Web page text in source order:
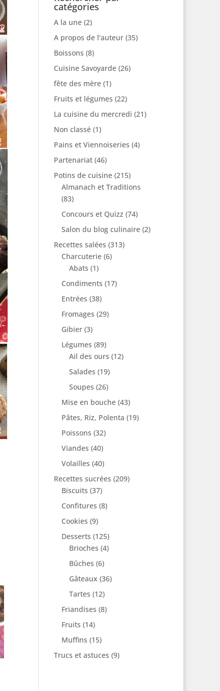
catégories
A la une(2)
A propos de l'auteur(35)
Boissons (8)
Cuisine Savoyarde(26)
fête des mère(1)
Fruits et légumes (22)
La cuisine du mercredi (21)
Non classé(1)
Pains et Viennoiseries (4)
Partenariat(46)
Potins de cuisine(215)
Almanach et Traditions
(83)
Concours et Quizz (74)
Salon du blog culinaire(2)
Recettes salées (313)
Charcuterie(6)
Abats (1)
Condiments (17)
Entrées (38)
Fromages (29)
Gibier(3)
Légumes (89)
Ail des ours (12)
Salades (19)
Soupes (26)
Mise en bouche(43)
Pâtes, Riz, Polenta (19)
Poissons (32)
Viandes (40)
Volailles (40)
Recettes sucrées (209)
Biscuits (37)
Confitures (8)
Cookies (9)
Desserts (125)
Brioches (4)
Bûches (6)
Gâteaux (36)
Tartes (12)
Friandises (8)
Fruits (14)
Muffins (15)
Trucs et astuces (9)